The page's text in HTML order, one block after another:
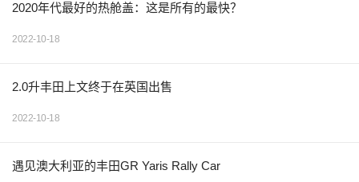
2020年代最好的热舱盖：这是所有的最快？
2022-10-18
2.0升丰田上文终于在英国出售
2022-10-18
遇见澳大利亚的丰田GR Yaris Rally Car